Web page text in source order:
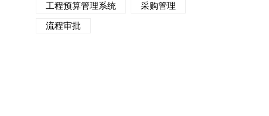
工程预算管理系统
采购管理
流程审批